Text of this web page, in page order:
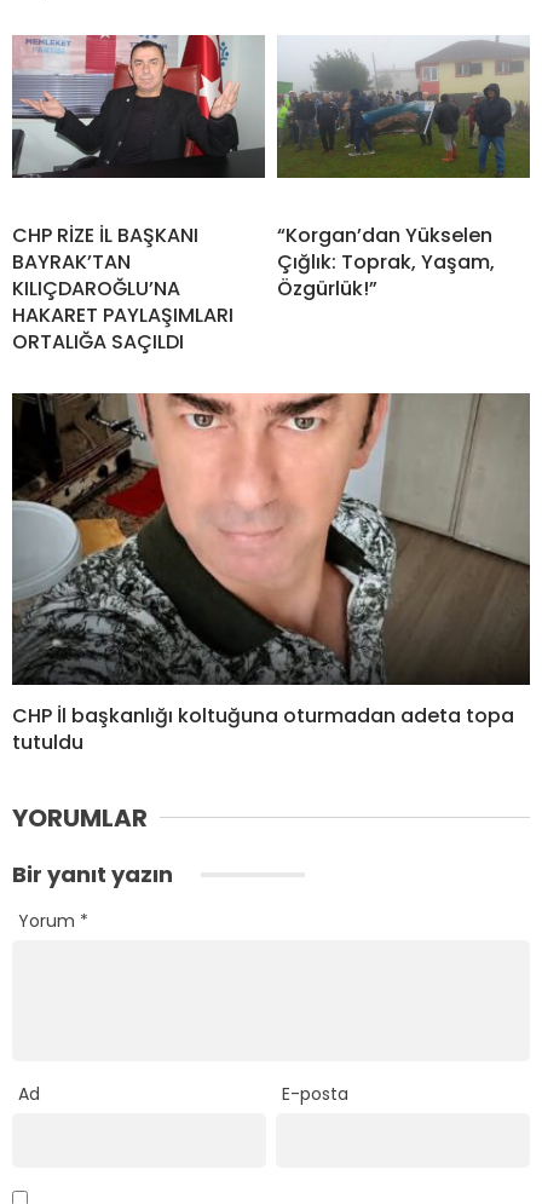
CHP RİZE İL BAŞKANI
BAYRAK’TAN
KILIÇDAROĞLU’NA
HAKARET PAYLAŞIMLARI
ORTALIĞA SAÇILDI
“Korgan’dan Yükselen
Çığlık: Toprak, Yaşam,
Özgürlük!”
CHP İl başkanlığı koltuğuna oturmadan adeta topa
tutuldu
YORUMLAR
Bir yanıt yazın
Yorum *
Ad E-posta